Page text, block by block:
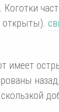
открыты).
имеет